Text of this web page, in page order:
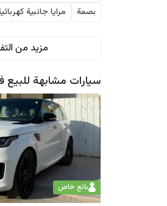
بصمة
مرايا جانبية
مزيد من
سيارات مشابهة للبيع
بائع خاص